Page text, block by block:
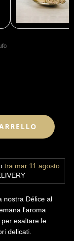
tra mar 11 agosto
nostra Délice al
l'aroma
esaltare le
delicati.